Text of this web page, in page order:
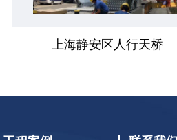
上海静安区人行天桥